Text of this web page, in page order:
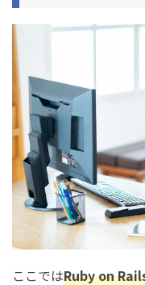
ここではRuby on